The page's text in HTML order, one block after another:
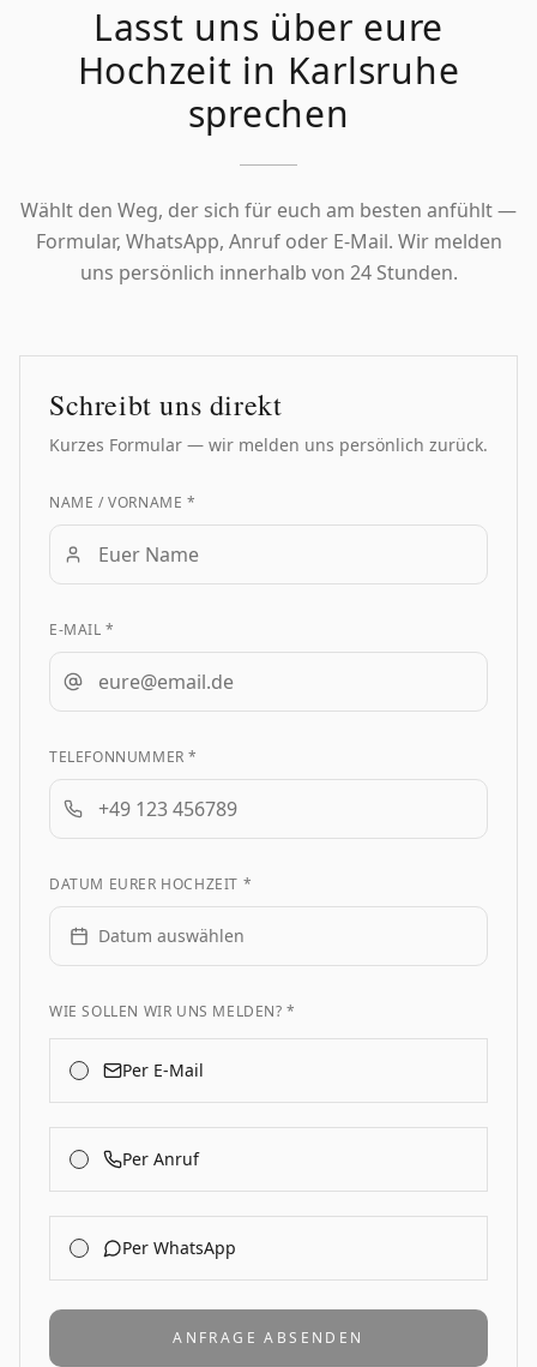
Lasst uns über eure
Hochzeit in Karlsruhe
sprechen
Wählt den Weg, der sich für euch am besten anfühlt —
Formular, WhatsApp, Anruf oder E-Mail. Wir melden
uns persönlich innerhalb von 24 Stunden.
Schreibt uns direkt
Kurzes Formular — wir melden uns persönlich zurück.
NAME / VORNAME *
E-MAIL *
TELEFONNUMMER *
DATUM EURER HOCHZEIT *
Datum auswählen
WIE SOLLEN WIR UNS MELDEN? *
Per E-Mail
Per Anruf
Per WhatsApp
ANFRAGE ABSENDEN